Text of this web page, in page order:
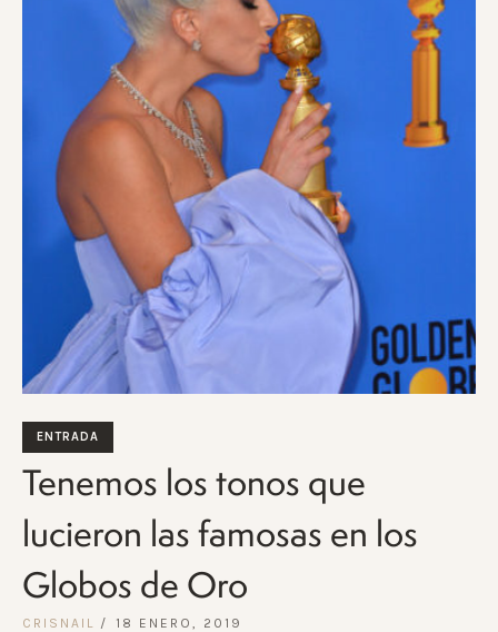
ENTRADA
Tenemos los tonos que
lucieron las famosas en los
Globos de Oro
CRISNAIL 18 ENERO, 2019